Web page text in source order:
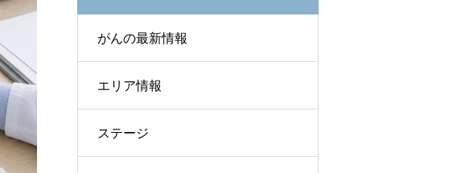
がんの最新情報
エリア情報
ステージ